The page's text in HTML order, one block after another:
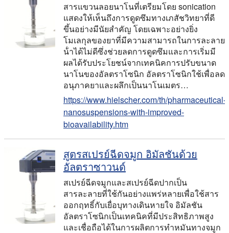
สารแขวนลอยนาโนที่เตรียมโดย sonication
แสดงให้เห็นถึงการดูดซึมทางเภสัชวิทยาที่ดี
ขึ้นอย่างมีนัยสําคัญ โดยเฉพาะอย่างยิ่ง
โมเลกุลของยาที่มีความสามารถในการละลาย
น้ําได้ไม่ดีซึ่งช่วยลดการดูดซึมและการเริ่มมี
ผลได้รับประโยชน์จากเทคนิคการปรับขนาด
นาโนของอัลตราโซนิก อัลตราโซนิกใช้เพื่อลด
อนุภาคยาและผลึกเป็นนาโนเมตร…
https://www.hielscher.com/th/pharmaceutical-
nanosuspensions-with-improved-
bioavailability.htm
สูตรสเปรย์ฉีดจมูก อิมัลชันด้วย
อัลตราซาวนด์
สเปรย์ฉีดจมูกและสเปรย์ฉีดปากเป็น
สารละลายที่ใช้กันอย่างแพร่หลายเพื่อใช้สาร
ออกฤทธิ์กับเยื่อบุทางเดินหายใจ อิมัลชัน
อัลตราโซนิกเป็นเทคนิคที่มีประสิทธิภาพสูง
และเชื่อถือได้ในการผลิตการทําหมันทางจมูก